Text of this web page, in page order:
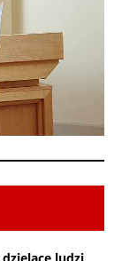
ludzi